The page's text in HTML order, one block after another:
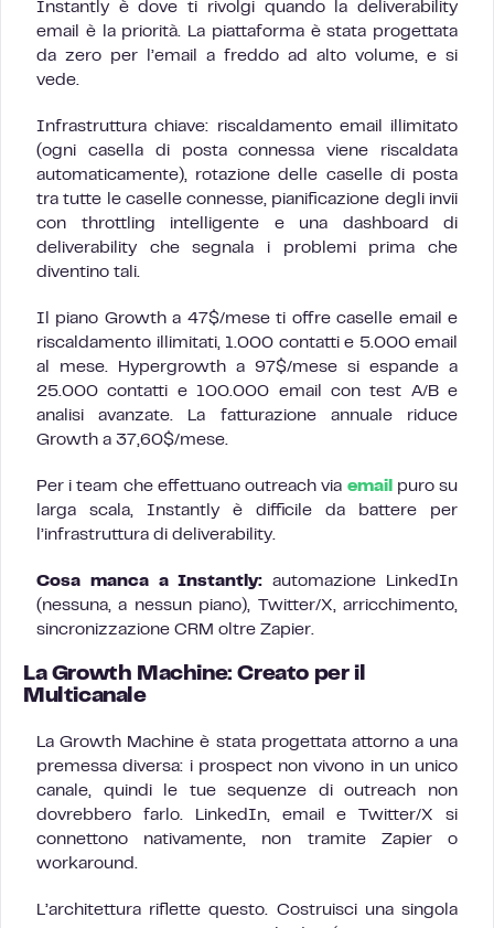
Instantly è dove ti rivolgi quando la deliverability
email è la priorità. La piattaforma è stata progettata
da zero per l’email a freddo ad alto volume, e si
vede.
Infrastruttura chiave: riscaldamento email illimitato
(ogni casella di posta connessa viene riscaldata
automaticamente), rotazione delle caselle di posta
tra tutte le caselle connesse, pianificazione degli invii
con throttling intelligente e una dashboard di
deliverability che segnala i problemi prima che
diventino tali.
Il piano Growth a 47$/mese ti offre caselle email e
riscaldamento illimitati, 1.000 contatti e 5.000 email
al mese. Hypergrowth a 97$/mese si espande a
25.000 contatti e 100.000 email con test A/B e
analisi avanzate. La fatturazione annuale riduce
Growth a 37,60$/mese.
Per i team che effettuano outreach via email
puro su
larga scala, Instantly è difficile da battere per
l’infrastruttura di deliverability.
Cosa manca a Instantly: automazione LinkedIn
(nessuna, a nessun piano), Twitter/X, arricchimento,
sincronizzazione CRM oltre Zapier.
La Growth Machine: Creato per il
Multicanale
La Growth Machine è stata progettata attorno a una
premessa diversa: i prospect non vivono in un unico
canale, quindi le tue sequenze di outreach non
dovrebbero farlo. LinkedIn, email e Twitter/X si
connettono nativamente, non tramite Zapier o
workaround.
L’architettura riflette questo. Costruisci una singola